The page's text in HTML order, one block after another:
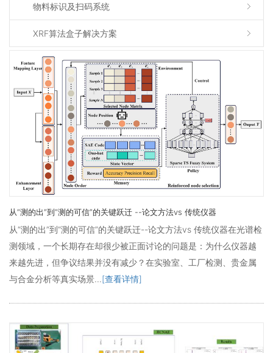
物料标识及扫码系统
XRF算法盒子解决方案
从“测的出”到“测的可信”的关键跃迁 --论文方法vs 传统仪器
从“测的出”到“测的可信”的关键跃迁--论文方法vs 传统仪器在光谱检
测领域，一个长期存在却很少被正面讨论的问题是：为什么仪器越
来越先进，但争议结果并没有减少？在实验室、工厂检测、贵金属
与合金分析等真实场景...[查看详情]